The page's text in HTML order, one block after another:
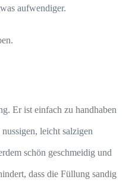
aufwendiger.
Er ist einfach zu handhaben
leicht salzigen
schön geschmeidig und
dass die Füllung sandig